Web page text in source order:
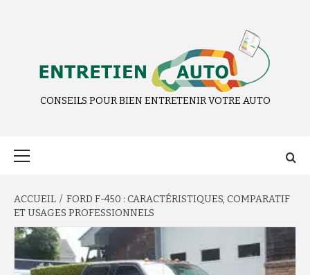
CONSEILS POUR BIEN ENTRETENIR VOTRE AUTO
ACCUEIL
FORD F-450 : CARACTÉRISTIQUES, COMPARATIF
ET USAGES PROFESSIONNELS